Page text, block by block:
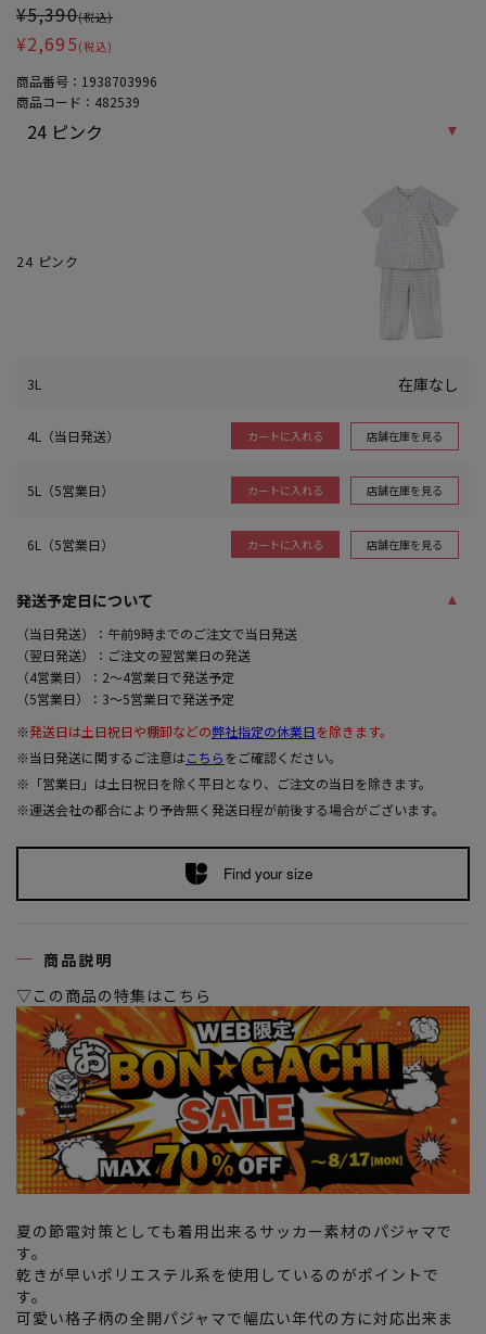
¥5,390(税込)
¥2,695 (税込)
商品番号： 1938703996
商品コード： 482539
24 ピンク
3L 在庫なし
4L（当日発送） カートに入れる 店舗在庫を見る
5L（5営業日） カートに入れる 店舗在庫を見る
6L（5営業日） カートに入れる 店舗在庫を見る
発送予定日について
（当日発送）：午前9時までのご注文で当日発送
（翌日発送）：ご注文の翌営業日の発送
（4営業日）：2～4営業日で発送予定
（5営業日）：3～5営業日で発送予定
※発送日は土日祝日や棚卸などの弊社指定の休業日を除きます。
※当日発送に関するご注意はこちらをご確認ください。
※「営業日」は土日祝日を除く平日となり、ご注文の当日を除きます。
※運送会社の都合により予告無く発送日程が前後する場合がございます。
Find your size
商品説明
▽この商品の特集はこちら
夏の節電対策としても着用出来るサッカー素材のパジャマで
す。
乾きが早いポリエステル系を使用しているのがポイントで
す。
可愛い格子柄の全開パジャマで幅広い年代の方に対応出来ま